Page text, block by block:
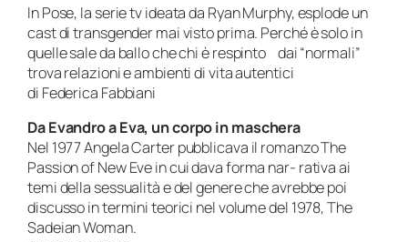
In Pose, la serie tv ideata da Ryan Murphy, esplode un
cast di transgender mai visto prima. Perché è solo in
quelle sale da ballo che chi è respinto dai “normali”
trova relazioni e ambienti di vita autentici
di Federica Fabbiani
Da Evandro a Eva, un corpo in maschera
Nel 1977 Angela Carter pubblicava il romanzo The
Passion of New Eve in cui dava forma nar- rativa ai
temi della sessualità e del genere che avrebbe poi
discusso in termini teorici nel volume del 1978, The
Sadeian Woman.